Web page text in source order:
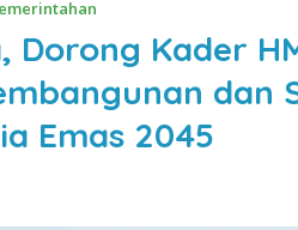
Dorong Kader
dan
Emas 2045